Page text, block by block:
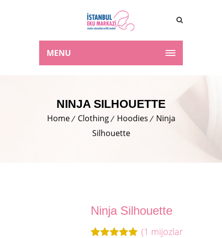
MENU
NINJA SILHOUETTE
Home Clothing Hoodies
Ninja
Silhouette
Ninja Silhouette
(1 mijozlar